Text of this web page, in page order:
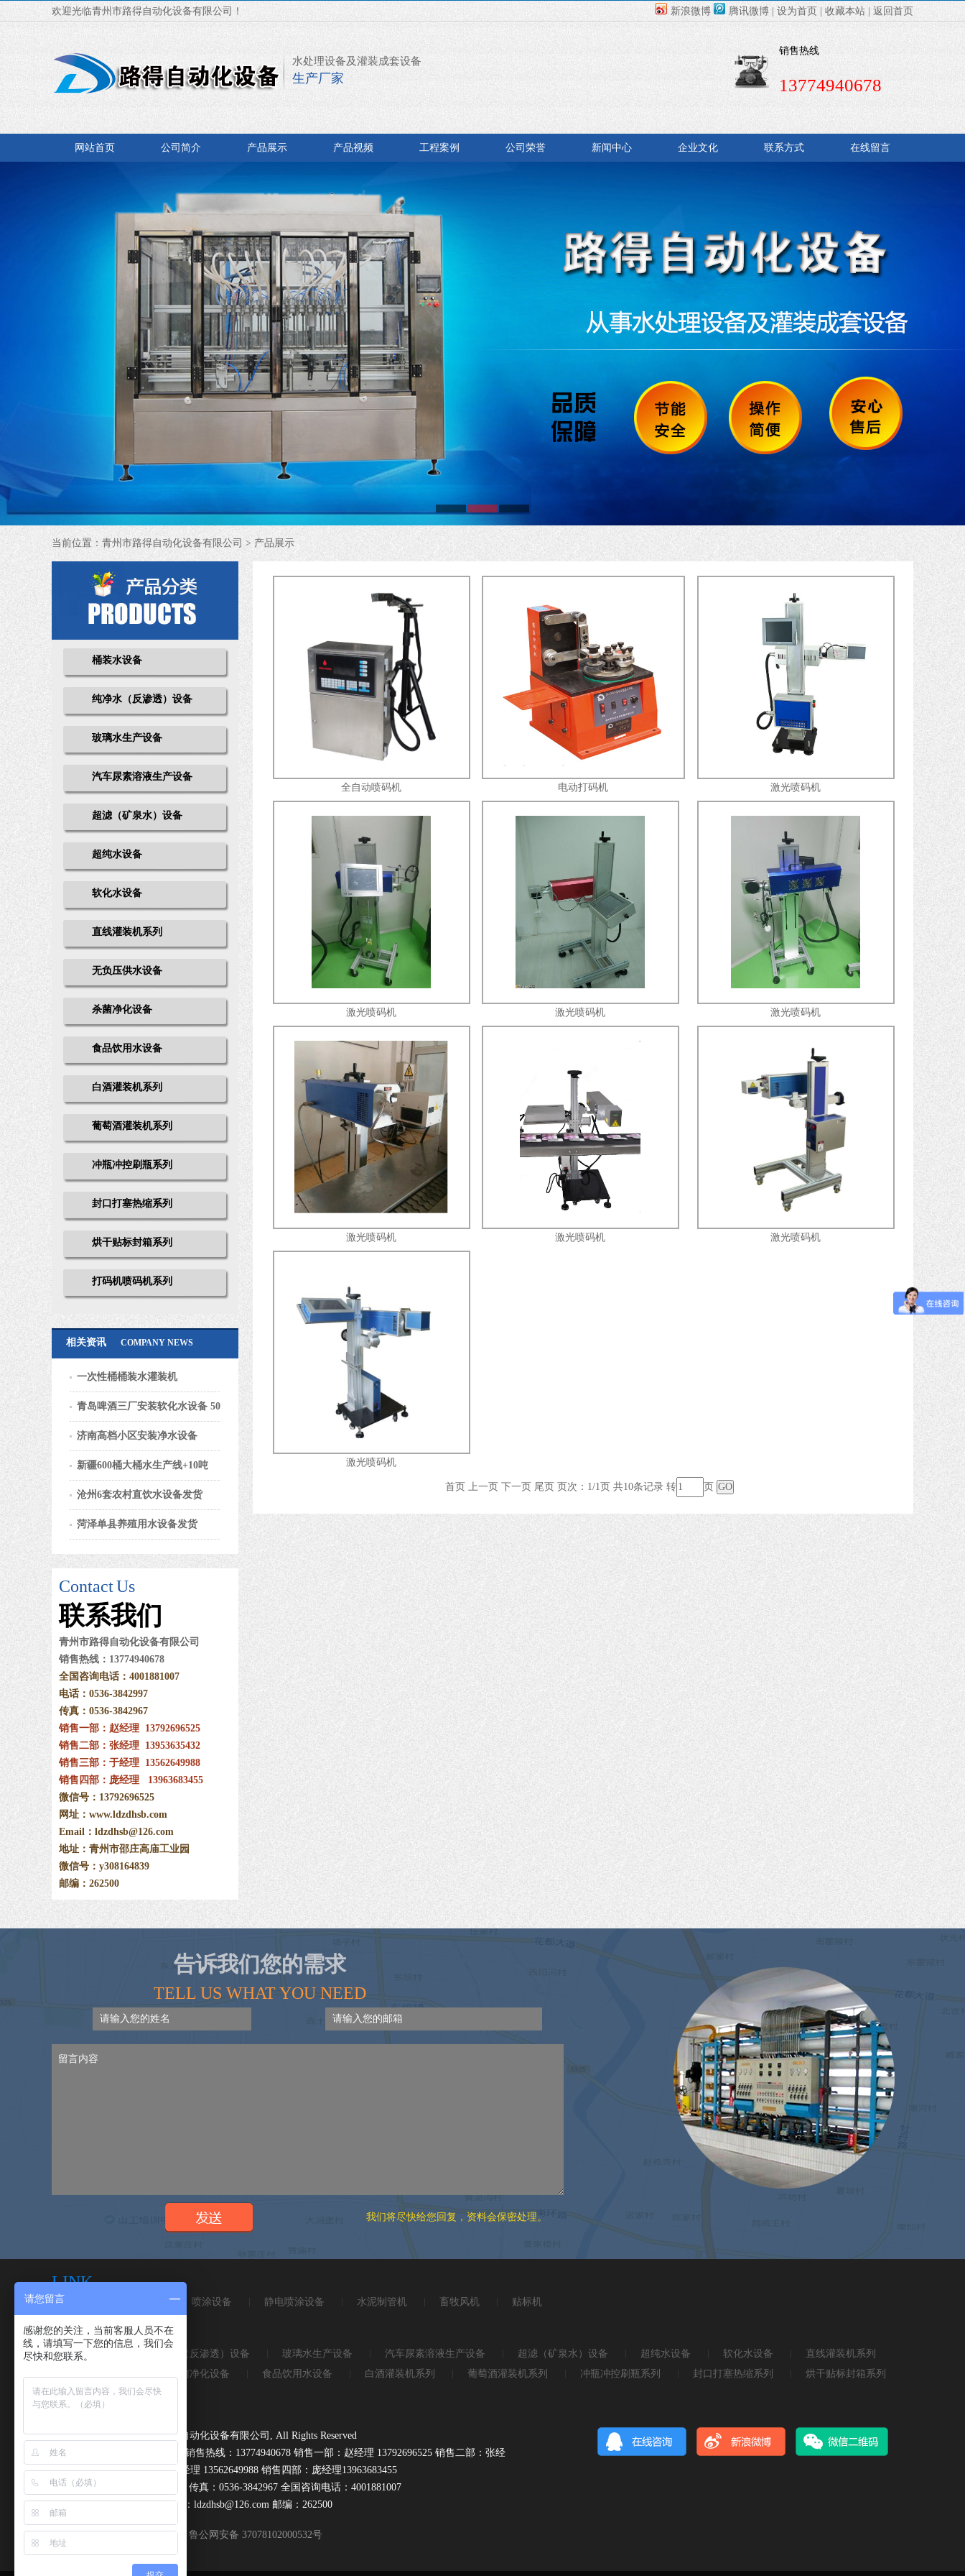
欢迎光临青州市路得自动化设备有限公司！ 新浪微博 腾讯微博 设为首页 收藏本站 返回首页
水处理设备及灌装成套设备
生产厂家
销售热线
13774940678
网站首页 公司简介 产品展示 产品视频 工程案例 公司荣誉 新闻中心 企业文化 联系方式 在线留言
当前位置：青州市路得自动化设备有限公司 > 产品展示
桶装水设备
纯净水（反渗透）设备
玻璃水生产设备
汽车尿素溶液生产设备
超滤（矿泉水）设备
超纯水设备
软化水设备
直线灌装机系列
无负压供水设备
杀菌净化设备
食品饮用水设备
白酒灌装机系列
葡萄酒灌装机系列
冲瓶冲控刷瓶系列
封口打塞热缩系列
烘干贴标封箱系列
打码机喷码机系列
相关资讯 COMPANY NEWS
一次性桶桶装水灌装机
青岛啤酒三厂安装软化水设备 50
济南高档小区安装净水设备
新疆600桶大桶水生产线+10吨
沧州6套农村直饮水设备发货
菏泽单县养殖用水设备发货
ContactUs
联系我们
青州市路得自动化设备有限公司
销售热线：13774940678
全国咨询电话：4001881007
电话：0536-3842997
传真：0536-3842967
销售一部：赵经理 13792696525
销售二部：张经理 13953635432
销售三部：于经理 13562649988
销售四部：庞经理 13963683455
微信号：13792696525
网址：www.ldzdhsb.com
Email：ldzdhsb@126.com
地址：青州市邵庄高庙工业园
微信号：y308164839
邮编：262500
全自动喷码机 电动打码机 激光喷码机
激光喷码机 激光喷码机 激光喷码机
激光喷码机 激光喷码机 激光喷码机
激光喷码机
首页 上一页 下一页 尾页 页次：1/1页 共10条记录 转 页
告诉我们您的需求
TELL US WHAT YOU NEED
我们将尽快给您回复，资料会保密处理。
LINK
喷涂设备 静电喷涂设备 水泥制管机 畜牧风机 贴标机
KEYWORD
桶装水设备 纯净水（反渗透）设备 玻璃水生产设备 汽车尿素溶液生产设备 超滤（矿泉水）设备 超纯水设备 软化水设备
直线灌装机系列
杀菌净化设备 食品饮用水设备 白酒灌装机系列 葡萄酒灌装机系列 冲瓶冲控刷瓶系列 封口打塞热缩系列
烘干贴标封箱系列
打码机喷码机系列
Copyright © 2016,青州市路得自动化设备有限公司, All Rights Reserved
地址：青州市邵庄高庙工业园 销售热线：13774940678 销售一部：赵经理 13792696525 销售二部：张经
理13953635432 销售三部：于经理 13562649988 销售四部：庞经理13963683455
电话：0536-3842997 3842967 传真：0536-3842967 全国咨询电话：4001881007
网址：www.ldzdhsb.com Email：ldzdhsb@126.com 邮编：262500
鲁公网安备 37078102000532号
请您留言
感谢您的关注，当前客服人员不在
线，请填写一下您的信息，我们会
尽快和您联系。